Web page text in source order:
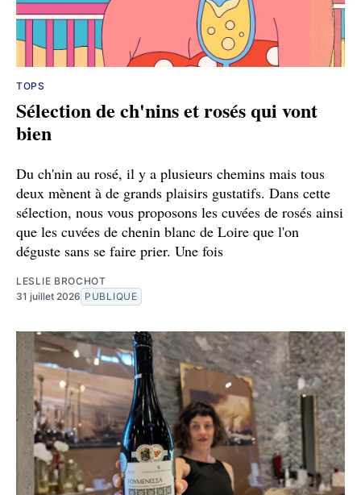
TOPS
Sélection de ch'nins et rosés qui vont
bien
Du ch'nin au rosé, il y a plusieurs chemins mais tous
deux mènent à de grands plaisirs gustatifs. Dans cette
sélection, nous vous proposons les cuvées de rosés ainsi
que les cuvées de chenin blanc de Loire que l'on
déguste sans se faire prier. Une fois
LESLIE BROCHOT
31 juillet 2026 PUBLIQUE